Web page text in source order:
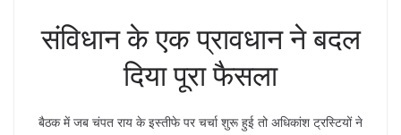
संविधान के एक प्रावधान ने बदल
दिया पूरा फैसला
बैठक में जब चंपत राय के इस्तीफे पर चर्चा शुरू हुई तो अधिकांश ट्रस्टियों ने